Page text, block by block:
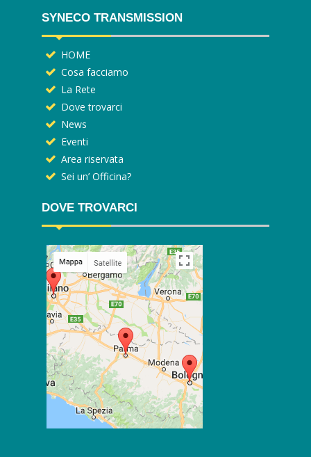
SYNECO TRANSMISSION
HOME
Cosa facciamo
La Rete
Dove trovarci
News
Eventi
Area riservata
Sei un’ Officina?
DOVE TROVARCI